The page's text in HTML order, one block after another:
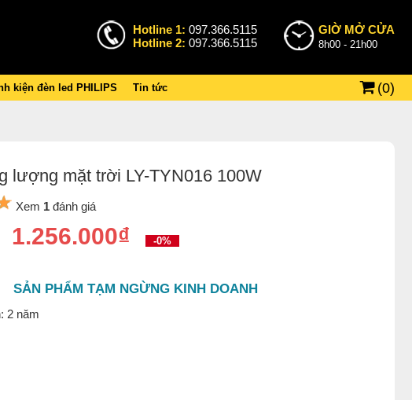
Hotline 1: 097.366.5115
Hotline 2: 097.366.5115
GIỜ MỞ CỬA
8h00 - 21h00
kiện đèn led PHILIPS Tin tức (0)
lượng mặt trời LY-TYN016 100W
Xem 1 đánh giá
1.256.000₫ -0%
SẢN PHẨM TẠM NGỪNG KINH DOANH
2 năm